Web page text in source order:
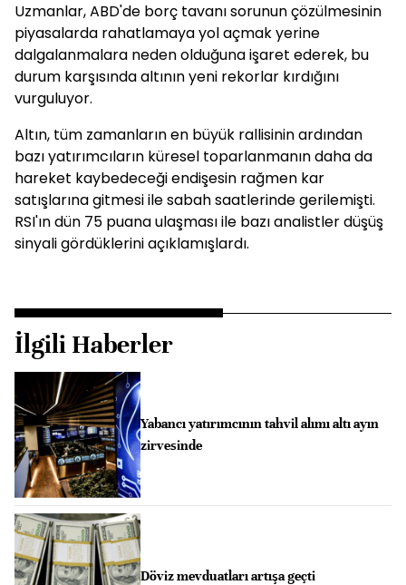
Uzmanlar, ABD'de borç tavanı sorunun çözülmesinin
piyasalarda rahatlamaya yol açmak yerine
dalgalanmalara neden olduğuna işaret ederek, bu
durum karşısında altının yeni rekorlar kırdığını
vurguluyor.
Altın, tüm zamanların en büyük rallisinin ardından
bazı yatırımcıların küresel toparlanmanın daha da
hareket kaybedeceği endişesin rağmen kar
satışlarına gitmesi ile sabah saatlerinde gerilemişti.
RSI'ın dün 75 puana ulaşması ile bazı analistler düşüş
sinyali gördüklerini açıklamışlardı.
İlgili Haberler
Yabancı yatırımcının tahvil alımı altı ayın
zirvesinde
Döviz mevduatları artışa geçti